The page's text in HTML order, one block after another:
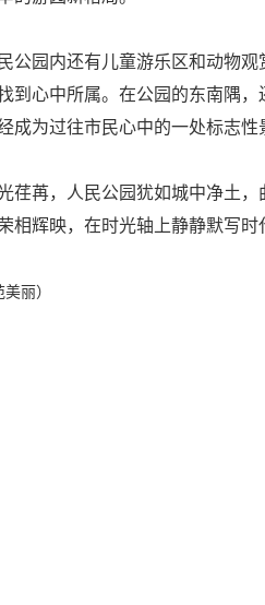
公园内还有儿童游乐区和动物
到心中所属。在公园的东南隅
成为过往市民心中的一处标志性
荏苒，人民公园犹如城中净土
相辉映，在时光轴上静静默写时
美丽）